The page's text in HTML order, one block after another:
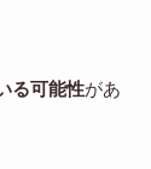
る可能性があ